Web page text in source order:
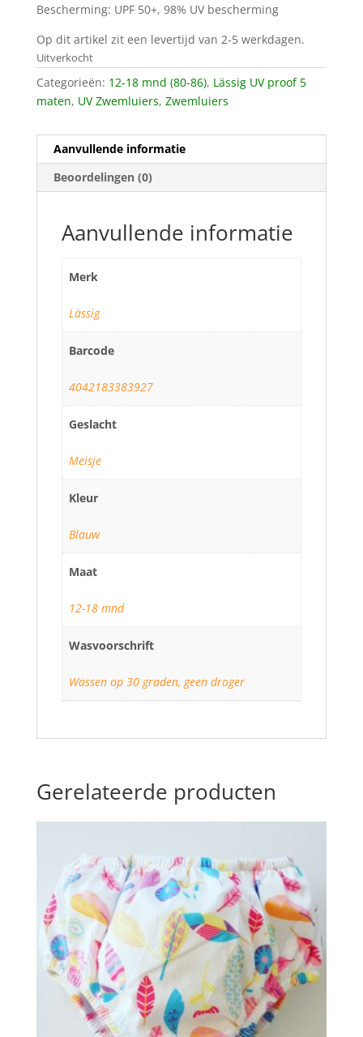
Bescherming: UPF 50+, 98% UV bescherming
Op dit artikel zit een levertijd van 2-5 werkdagen.
Uitverkocht
Categorieën: 12-18 mnd (80-86), Lässig UV proof 5
maten, UV Zwemluiers, Zwemluiers
Aanvullende informatie
Beoordelingen (0)
Aanvullende informatie
Merk
Lässig
Barcode
4042183383927
Geslacht
Meisje
Kleur
Blauw
Maat
12-18 mnd
Wasvoorschrift
Wassen op 30 graden, geen droger
Gerelateerde producten